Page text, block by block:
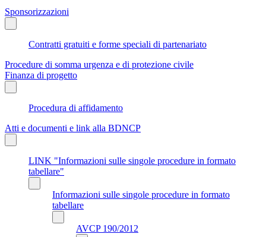
Sponsorizzazioni
Contratti gratuiti e forme speciali di partenariato
Procedure di somma urgenza e di protezione civile
Finanza di progetto
Procedura di affidamento
Atti e documenti e link alla BDNCP
LINK "Informazioni sulle singole procedure in formato
tabellare"
Informazioni sulle singole procedure in formato
tabellare
AVCP 190/2012